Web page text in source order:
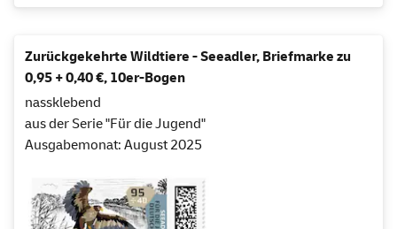
Zurückgekehrte Wildtiere - Seeadler, Briefmarke zu
0,95 + 0,40 €, 10er-Bogen
nassklebend
aus der Serie "Für die Jugend"
Ausgabemonat: August 2025